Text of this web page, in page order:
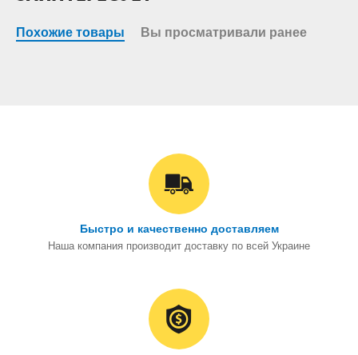
Похожие товары Вы просматривали ранее
Быстро и качественно доставляем
Наша компания производит доставку по всей Украине